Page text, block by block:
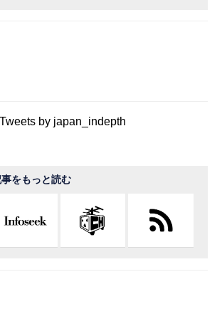
Tweets by japan_indepth
をもっと読む